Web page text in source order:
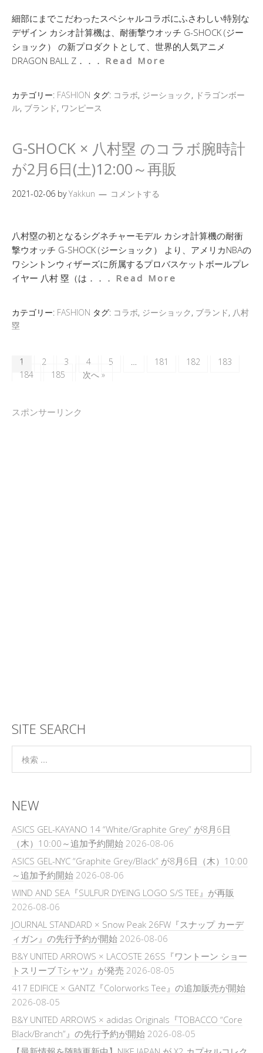
細部にまでこだわったスペシャルコラボにふさわしい特別な
デザイン カシオ計算機は、耐衝撃ウオッチ G-SHOCK (ジー
ショック） の新プロダクトとして、世界的人気アニメ
DRAGON BALL Z．．． Read More
カテゴリー: FASHION タグ: コラボ, ジーショック, ドラゴンボー
ル, ブランド, ワンピース
G-SHOCK × 八村塁 のコラボ腕時計
が2月6日(土)12:00～再販
2021-02-06 byYakkun コメントする
八村塁の初となるシグネチャーモデル カシオ計算機の耐衝
撃ウオッチ G-SHOCK (ジーショック） より、アメリカNBAの
ワシントンウィザーズに所属するプロバスケットボールプレ
イヤー 八村 塁（は．．． Read More
カテゴリー: FASHION タグ: コラボ, ジーショック, ブランド, 八村
塁
1 2 3 4 5 … 181 182
183
184
185 次へ »
スポンサーリンク
SITE SEARCH
NEW
ASICS GEL-KAYANO 14 “White/Graphite Grey” が8月6日
（木）10:00～追加予約開始 2026-08-06
ASICS GEL-NYC “Graphite Grey/Black” が8月6日（木）10:00
～追加予約開始 2026-08-06
WIND AND SEA『SULFUR DYEING LOGO S/S TEE』が再販
2026-08-06
JOURNAL STANDARD × Snow Peak 26FW『スナップ カーデ
ィガン』の先行予約が開始 2026-08-06
B&Y UNITED ARROWS × LACOSTE 26SS『ワントーン ショー
トスリーブ Tシャツ』が発売 2026-08-05
417 EDIFICE × GANTZ『Colorworks Tee』の追加販売が開始
2026-08-05
B&Y UNITED ARROWS × adidas Originals『TOBACCO “Core
Black/Branch”』の先行予約が開始 2026-08-05